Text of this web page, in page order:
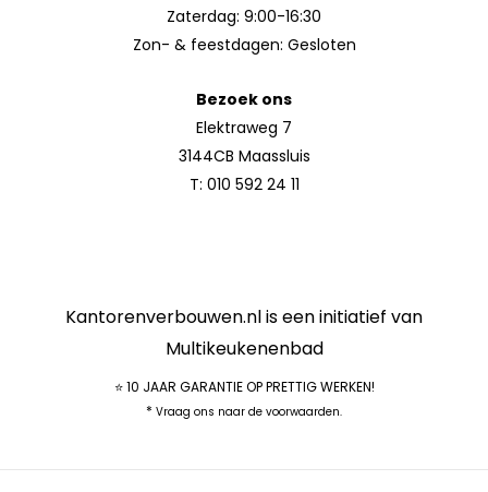
Zaterdag: 9:00-16:30
Zon- & feestdagen: Gesloten
Bezoek ons
Elektraweg 7
3144CB Maassluis
T: 010 592 24 11
Kantorenverbouwen.nl is een initiatief van
Multikeukenenbad
⭐ 10 JAAR GARANTIE OP PRETTIG WERKEN!
* Vraag ons naar de voorwaarden.